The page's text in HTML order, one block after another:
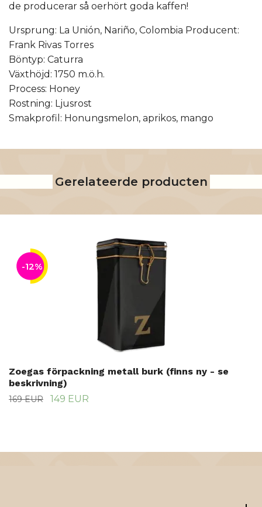
de producerar så oerhört goda kaffen!
Ursprung: La Unión, Nariño, Colombia Producent:
Frank Rivas Torres
Böntyp: Caturra
Växthöjd: 1750 m.ö.h.
Process: Honey
Rostning: Ljusrost
Smakprofil: Honungsmelon, aprikos, mango
Gerelateerde producten
-12%
Zoegas förpackning metall burk (finns ny - se
beskrivning)
169 EUR 149 EUR